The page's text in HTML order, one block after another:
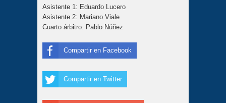
Asistente 1: Eduardo Lucero
Asistente 2: Mariano Viale
Cuarto árbitro: Pablo Núñez
Compartir en Facebook
Compartir en Twitter